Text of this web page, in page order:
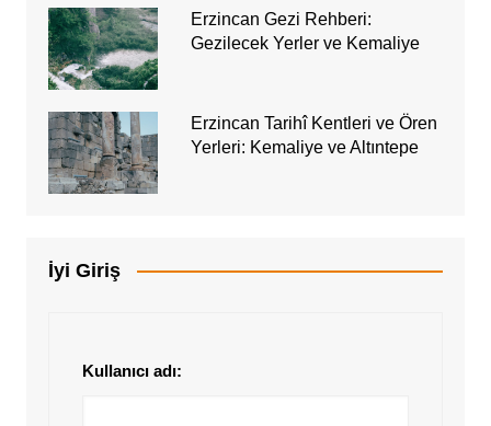
Erzincan Gezi Rehberi:
Gezilecek Yerler ve Kemaliye
Erzincan Tarihî Kentleri ve Ören
Yerleri: Kemaliye ve Altıntepe
İyi Giriş
Kullanıcı adı: